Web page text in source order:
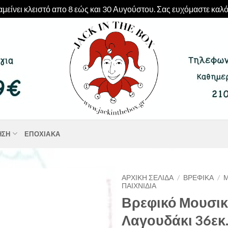
κλειστό απο 8 εώς και 30 Αυγούστου. Σας ευχόμαστε
ΕΠΟΧΙΑΚΆ
ΑΡΧΙΚΉ ΣΕΛΊΔΑ / ΒΡΕΦΙΚΆ /
ΠΑΙΧΝΊΔΙΑ
Βρεφικό
Λαγουδάκι 36εκ.